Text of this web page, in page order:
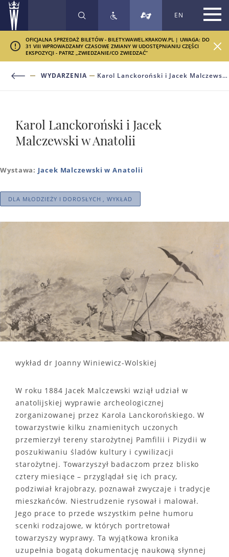
SZUKAJ EN
OFICJALNA SPRZEDAŻ BILETÓW - BILETY.WAWEL.KRAKOW.PL | UWAGA: DO
31 VIII WPROWADZAMY CZASOWE ZMIANY W UDOSTĘPNIANIU CZĘŚCI
EKSPOZYCJI - PATRZ „ZWIEDZANIE/CO ZWIEDZAĆ”
WYDARZENIA Karol Lanckoroński i Jacek Malczewski w Anatolii
Karol Lanckoroński i Jacek
Malczewski w Anatolii
Wystawa: Jacek Malczewski w Anatolii
DLA MŁODZIEŻY I DOROSŁYCH , WYKŁAD
wykład dr Joanny Winiewicz-Wolskiej
W roku 1884 Jacek Malczewski wziął udział w
anatolijskiej wyprawie archeologicznej
zorganizowanej przez Karola Lanckorońskiego. W
towarzystwie kilku znamienitych uczonych
przemierzył tereny starożytnej Pamfilii i Pizydii w
poszukiwaniu śladów kultury i cywilizacji
starożytnej. Towarzyszył badaczom przez blisko
cztery miesiące – przyglądał się ich pracy,
podziwiał krajobrazy, poznawał zwyczaje i tradycje
mieszkańców. Niestrudzenie rysował i malował.
Jego prace to przede wszystkim pełne humoru
scenki rodzajowe, w których portretował
towarzyszy wyprawy. Ta wyjątkowa kronika
uzupełnia bogatą dokumentację naukową słynnej